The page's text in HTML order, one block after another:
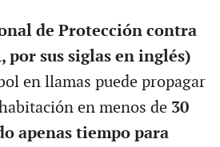
de Protección contra
por sus siglas en inglés)
en llamas puede propagar
en menos de 30
apenas tiempo para